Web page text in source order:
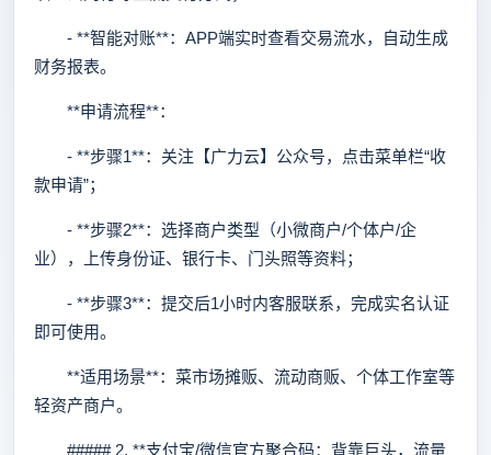
- **智能对账**：APP端实时查看交易流水，自动生成
财务报表。
**申请流程**：
- **步骤1**：关注【广力云】公众号，点击菜单栏“收
款申请”；
- **步骤2**：选择商户类型（小微商户/个体户/企
业），上传身份证、银行卡、门头照等资料；
- **步骤3**：提交后1小时内客服联系，完成实名认证
即可使用。
**适用场景**：菜市场摊贩、流动商贩、个体工作室等
轻资产商户。
##### 2. **支付宝/微信官方聚合码：背靠巨头，流量